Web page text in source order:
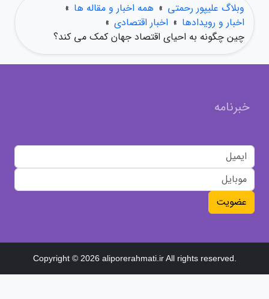
وبلاگ علیپور رحمتی » همه اخبار و مقاله ها »
اخبار و رویدادها » اخبار اقتصادی »
چین چگونه به احیای اقتصاد جهان کمک می کند؟
خبرنامه
عضویت
Copyright © 2026 aliporerahmati.ir All rights reserved.